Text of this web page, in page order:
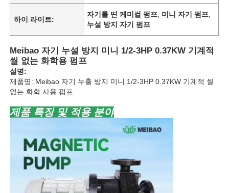
하이 라이트:
자기를 띤 케미컬 펌프 미니 자기 펌프
누설 방지 자기 펌프
Meibao 자기 누설 방지 미니 1/2-3HP 0.37KW 기계적
씰 없는 화학용 펌프
설명:
제품명: Meibao 자기 누출 방지 미니 1/2-3HP 0.37KW 기계적 씰
없는 화학 사용 펌프
제품 특징 및 적용 분야